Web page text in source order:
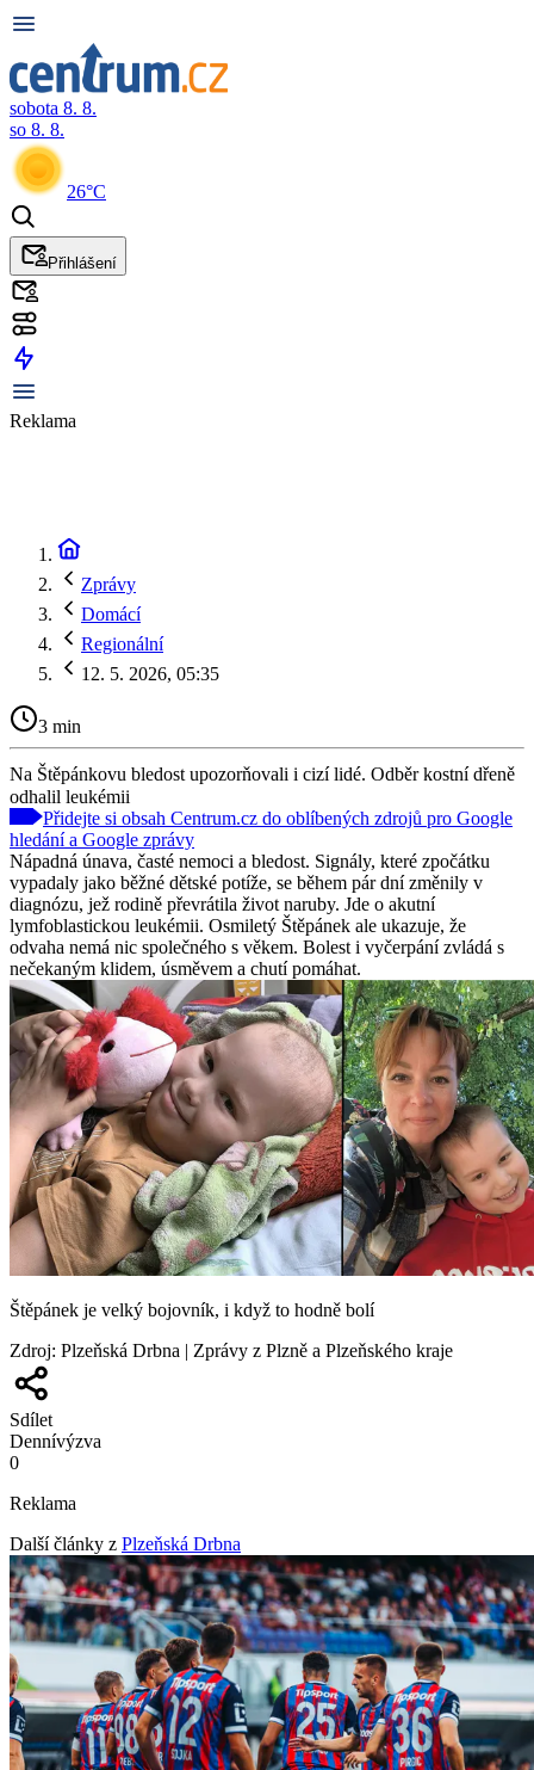
sobota 8. 8.
so 8. 8.
26°C
Přihlášení
Reklama
Zprávy
Domácí
Regionální
12. 5. 2026, 05:35
3 min
Na Štěpánkovu bledost upozorňovali i cizí lidé. Odběr kostní dřeně
odhalil leukémii
Přidejte si obsah Centrum.cz do oblíbených zdrojů pro Google
hledání a Google zprávy
Nápadná únava, časté nemoci a bledost. Signály, které zpočátku
vypadaly jako běžné dětské potíže, se během pár dní změnily v
diagnózu, jež rodině převrátila život naruby. Jde o akutní
lymfoblastickou leukémii. Osmiletý Štěpánek ale ukazuje, že
odvaha nemá nic společného s věkem. Bolest i vyčerpání zvládá s
nečekaným klidem, úsměvem a chutí pomáhat.
Štěpánek je velký bojovník, i když to hodně bolí
Zdroj: Plzeňská Drbna | Zprávy z Plzně a Plzeňského kraje
Sdílet
Dennívýzva
0
Reklama
Další články z Plzeňská Drbna